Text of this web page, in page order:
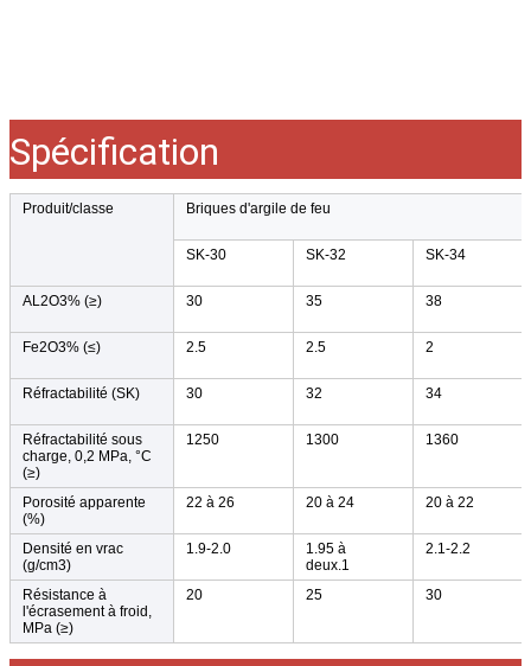
Spécification
Produit/classe Briques d'argile de feu
SK-30 SK-32 SK-34
AL2O3% (≥) 30 35 38
Fe2O3% (≤) 2.5 2.5 2
Réfractabilité (SK) 30 32 34
Réfractabilité sous
charge, 0,2 MPa, °C
(≥)
1250 1300 1360
Porosité apparente
(%)
22 à 26 20 à 24 20 à 22
Densité en vrac
(g/cm3)
1.9-2.0
1.95 à
deux.1
2.1-2.2
Résistance à
l'écrasement à froid,
MPa (≥)
20 25 30